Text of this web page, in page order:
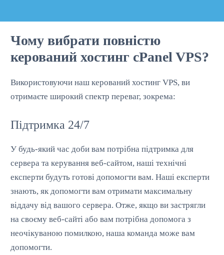
Чому вибрати повністю
керований хостинг cPanel VPS?
Використовуючи наш керований хостинг VPS, ви
отримаєте широкий спектр переваг, зокрема:
Підтримка 24/7
У будь-який час доби вам потрібна підтримка для
сервера та керування веб-сайтом, наші технічні
експерти будуть готові допомогти вам. Наші експерти
знають, як допомогти вам отримати максимальну
віддачу від вашого сервера. Отже, якщо ви застрягли
на своєму веб-сайті або вам потрібна допомога з
неочікуваною помилкою, наша команда може вам
допомогти.